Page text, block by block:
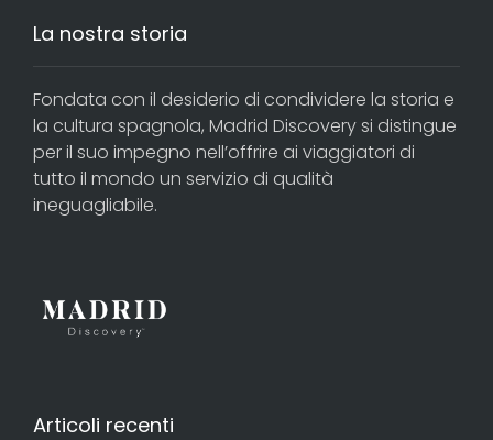
La nostra storia
Fondata con il desiderio di condividere la storia e
la cultura spagnola, Madrid Discovery si distingue
per il suo impegno nell’offrire ai viaggiatori di
tutto il mondo un servizio di qualità
ineguagliabile.
Articoli recenti